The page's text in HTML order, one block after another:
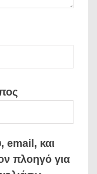
email, και
πλοηγό για